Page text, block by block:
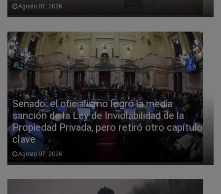
Agosto 07, 2026
Senado: el oficialismo logró la media
sanción de la Ley de Inviolabilidad de la
Propiedad Privada, pero retiró otro capítulo
clave
Agosto 07, 2026